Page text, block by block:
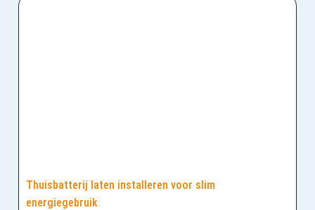
Thuisbatterij laten installeren voor slim
energiegebruik